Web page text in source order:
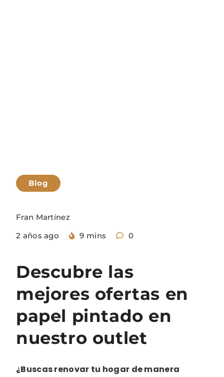
Blog
Fran Martínez
2 años ago
9 mins 0
Descubre las
mejores ofertas en
papel pintado en
nuestro outlet
¿Buscas renovar tu hogar de manera